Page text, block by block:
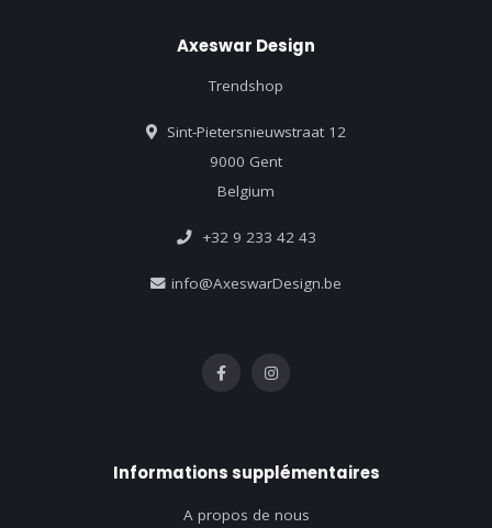
Axeswar Design
Trendshop
Sint-Pietersnieuwstraat 12
9000 Gent
Belgium
+32 9 233 42 43
info@AxeswarDesign.be
Informations supplémentaires
A propos de nous